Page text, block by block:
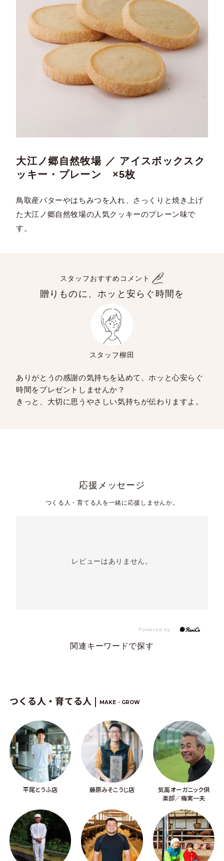
大江ノ郷自然牧場 ／ アイスボックスク
ッキー・プレーン ×5枚
鳥取産バターやはちみつを入れ、さっくりと焼き上げ
た大江ノ郷自然牧場の人気クッキーのプレーン味で
す。
スタッフおすすめコメント
贈りものに、ホッと安らぐ時間を
スタッフ柳田
ありがとうの感謝の気持ちを込めて、ホッと心安らぐ
時間をプレゼントしませんか？
きっと、大切に思うやさしい気持ちが伝わりますよ。
応援メッセージ
つくる人・育てる人を一緒に応援しませんか。
レビューはありません。
関連キーワードで探す
つくる人・育てる人 | MAKE・GROW
平尾とうふ店 藤原みそこうじ店
気高オーガニック倶
楽部／梅実一夫